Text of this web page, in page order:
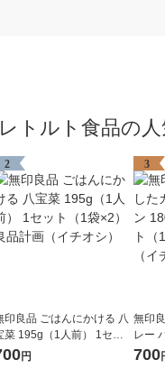
トルト食品の
2
印良品 ごはんにかける 八
菜 195g（1人前） 1セッ
（1袋×2） 良品計画（イ
円
3
無印
レー
人前
700